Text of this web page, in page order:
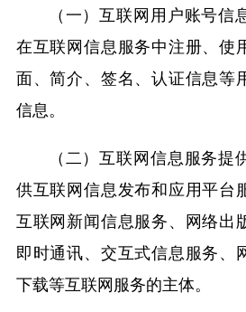
（一）互联网用户账号
在互联网信息服务中注册、使
面、简介、签名、认证信息等
信息。
（二）互联网信息服务
供互联网信息发布和应用平台
互联网新闻信息服务、网络出
即时通讯、交互式信息服务、
下载等互联网服务的主体。